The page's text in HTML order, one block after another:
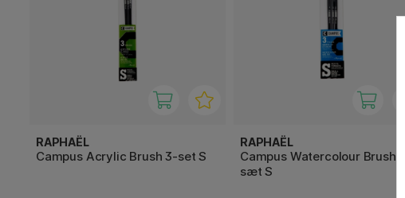
RAPHAËL
Campus Acrylic Brush 3-set S
RAPHAËL
Campus Watercolour Brush 3-
sæt S